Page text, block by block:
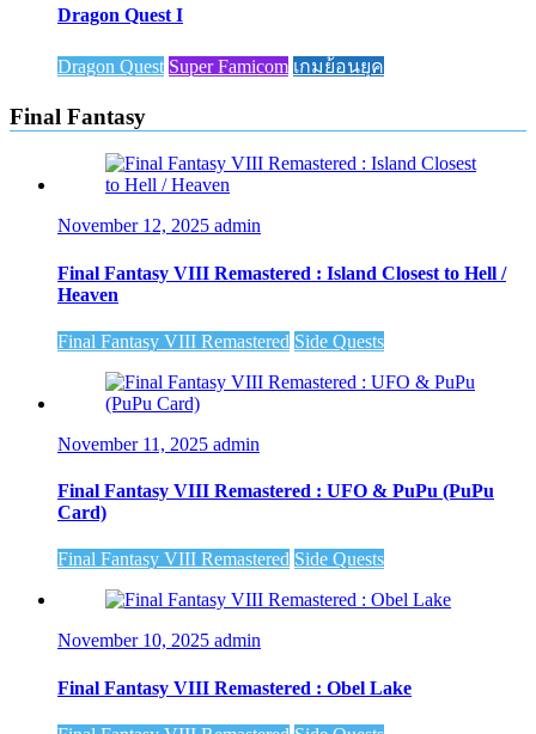
Dragon Quest I
Dragon Quest Super Famicom เกมย้อนยุค
Final Fantasy
November 12, 2025 admin
Final Fantasy VIII Remastered : Island Closest to Hell /
Heaven
Final Fantasy VIII Remastered Side Quests
November 11, 2025 admin
Final Fantasy VIII Remastered : UFO & PuPu (PuPu
Card)
Final Fantasy VIII Remastered Side Quests
November 10, 2025 admin
Final Fantasy VIII Remastered : Obel Lake